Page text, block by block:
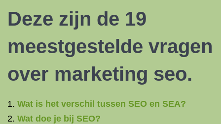
Deze zijn de 19
meestgestelde vragen
over marketing seo.
Wat is het verschil tussen SEO en SEA?
Wat doe je bij SEO?